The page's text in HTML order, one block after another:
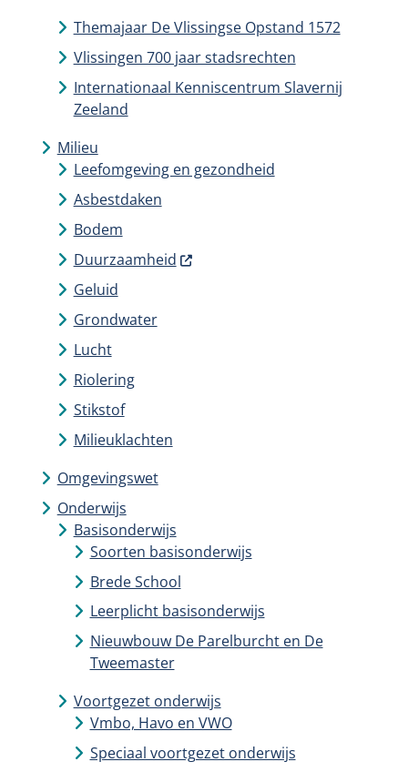
Themajaar De Vlissingse Opstand 1572
Vlissingen 700 jaar stadsrechten
Internationaal Kenniscentrum Slavernij
Zeeland
Milieu
Leefomgeving en gezondheid
Asbestdaken
Bodem
Duurzaamheid
Geluid
Grondwater
Lucht
Riolering
Stikstof
Milieuklachten
Omgevingswet
Onderwijs
Basisonderwijs
Soorten basisonderwijs
Brede School
Leerplicht basisonderwijs
Nieuwbouw De Parelburcht en De
Tweemaster
Voortgezet onderwijs
Vmbo, Havo en VWO
Speciaal voortgezet onderwijs